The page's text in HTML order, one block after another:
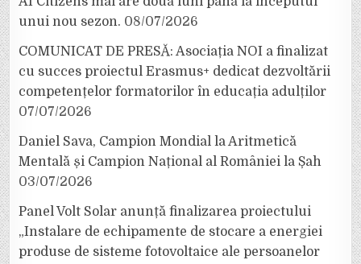
unui nou sezon. 08/07/2026
COMUNICAT DE PRESĂ: Asociația NOI a finalizat
cu succes proiectul Erasmus+ dedicat dezvoltării
competențelor formatorilor în educația adulților
07/07/2026
Daniel Sava, Campion Mondial la Aritmetică
Mentală și Campion Național al României la Șah
03/07/2026
Panel Volt Solar anunță finalizarea proiectului
„Instalare de echipamente de stocare a energiei
produse de sisteme fotovoltaice ale persoanelor